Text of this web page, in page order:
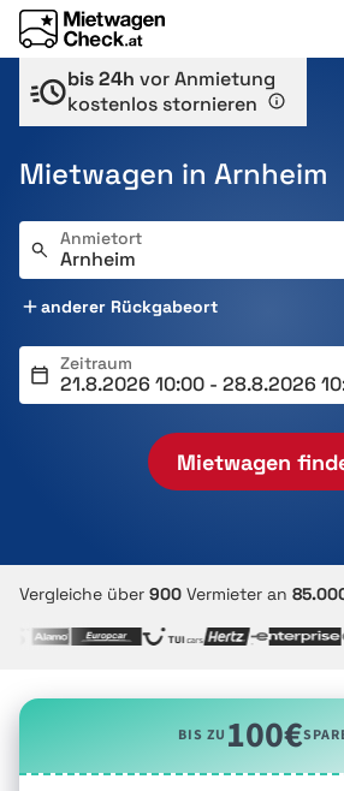
bis 24h vor Anmietung
kostenlos stornieren
Mietwagen in Arnheim
Anmietort
anderer Rückgabeort
Zeitraum
Mietwagen
Vergleiche über 900 Vermieter an
BIS ZU100€